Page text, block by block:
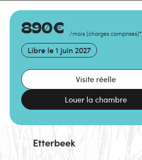
890€ /mois (charges comprises)*
Libre le 1 juin 2027
Visite réelle
Louer la chambre
Etterbeek